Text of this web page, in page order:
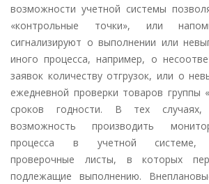
возможности учетной системы
«контрольные точки», или
сигнализируют о выполнении или
иного процесса, например, о
заявок количеству отгрузок, или о
ежедневной проверки товаров группы
сроков годности. В тех случаях,
возможность производить
процесса в учетной системе,
проверочные листы, в которых
подлежащие выполнению.